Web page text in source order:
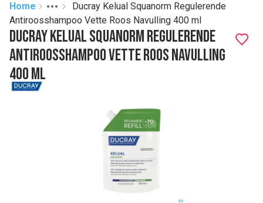
Home
More
Toggle menu
Ducray Kelual Squanorm Regulerende
Antiroosshampoo Vette Roos Navulling 400 ml
Ducray Kelual Squanorm Regulerende
Antiroosshampoo Vette Roos Navulling
400 ml